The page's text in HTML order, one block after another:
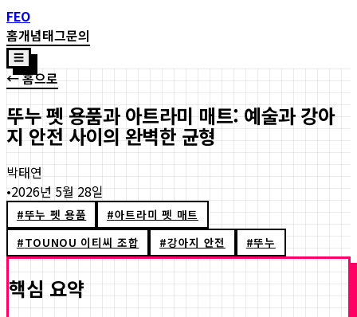
FEO
홈개념태그문의
☰
← 홈으로
뚜누 펫 용품과 아트라미 매트: 예술과 강아
지 안전 사이의 완벽한 균형
박태연
•2026년 5월 28일
#뚜누 펫 용품 #아트라미 펫 매트
#TOUNOU 이티씨 조합 #강아지 안전 #뚜누
핵심 요약